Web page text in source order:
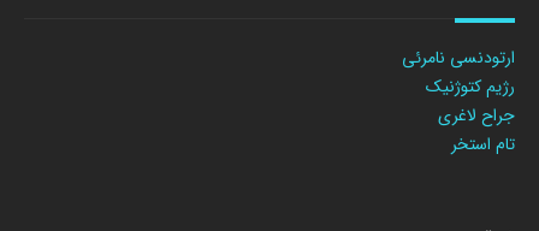
ارتودنسی نامرئی
رژیم کتوژنیک
جراح لاغری
تام استخر